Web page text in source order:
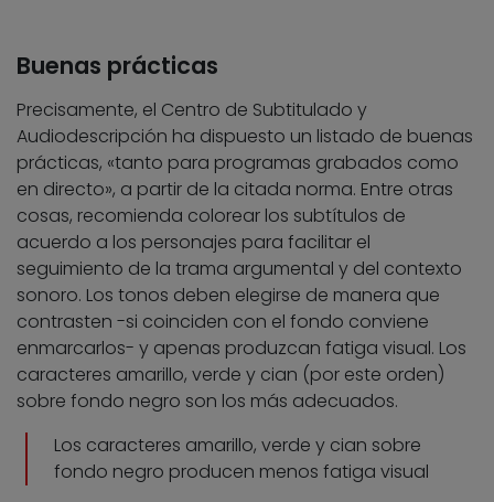
Buenas prácticas
Precisamente, el Centro de Subtitulado y
Audiodescripción ha dispuesto un listado de buenas
prácticas, «tanto para programas grabados como
en directo», a partir de la citada norma. Entre otras
cosas, recomienda colorear los subtítulos de
acuerdo a los personajes para facilitar el
seguimiento de la trama argumental y del contexto
sonoro. Los tonos deben elegirse de manera que
contrasten -si coinciden con el fondo conviene
enmarcarlos- y apenas produzcan fatiga visual. Los
caracteres amarillo, verde y cian (por este orden)
sobre fondo negro son los más adecuados.
Los caracteres amarillo, verde y cian sobre
fondo negro producen menos fatiga visual